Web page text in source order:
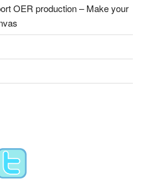
OER production – Make your